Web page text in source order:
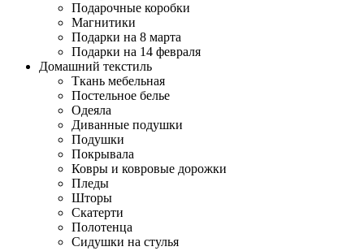
Подарочные коробки
Магнитики
Подарки на 8 марта
Подарки на 14 февраля
Домашний текстиль
Ткань мебельная
Постельное белье
Одеяла
Диванные подушки
Подушки
Покрывала
Ковры и ковровые дорожки
Пледы
Шторы
Скатерти
Полотенца
Сидушки на стулья